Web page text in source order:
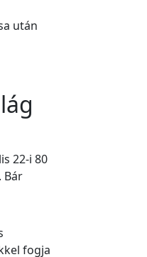
után
22-i 80
Bár
fogja